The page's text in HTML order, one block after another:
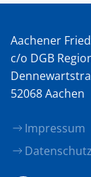
Aachener
c/o DGB
52068 Aachen
Impressum